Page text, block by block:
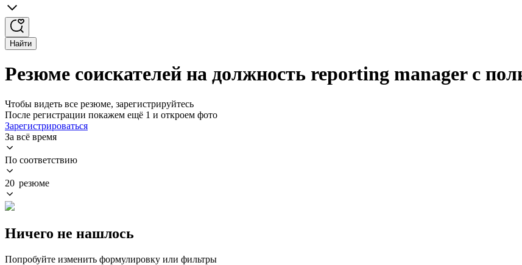
Найти
Резюме соискателей на должность reporting manager с
Чтобы видеть все резюме, зарегистрируйтесь
После регистрации покажем ещё 1 и откроем фото
Зарегистрироваться
За всё время
По соответствию
20 резюме
Ничего не нашлось
Попробуйте изменить формулировку или фильтры